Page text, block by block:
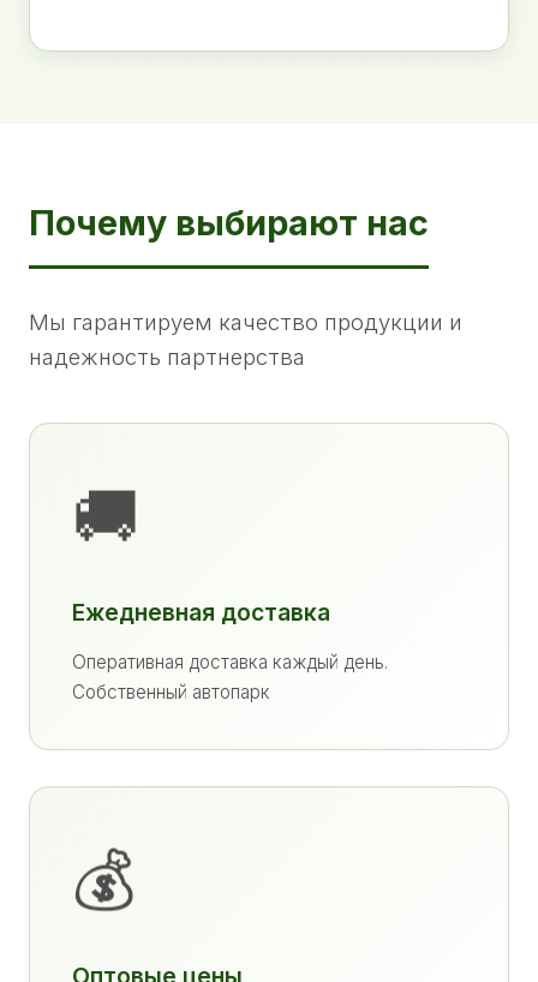
Почему выбирают нас
Мы гарантируем качество продукции и
надежность партнерства
🚚
Ежедневная доставка
Оперативная доставка каждый день.
Собственный автопарк
💰
Оптовые цены